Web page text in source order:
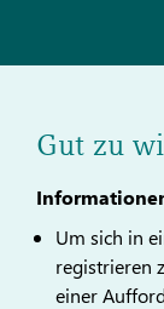
Gut zu
Um sich in
registrieren
einer